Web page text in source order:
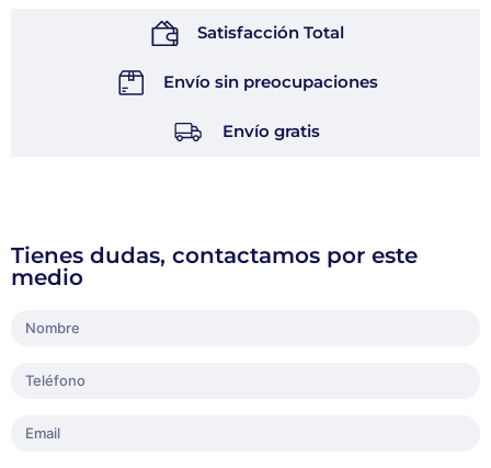
Satisfacción Total
Envío sin preocupaciones
Envío gratis
Tienes dudas, contactamos por este
medio